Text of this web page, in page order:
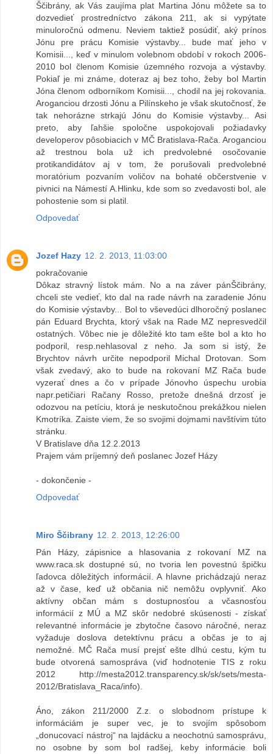
Ščibrány, ak Vás zaujíma plat Martina Jónu môžete sa to
dozvedieť prostredníctvo zákona 211, ak si vypýtate
minuloročnú odmenu. Neviem taktiež posúdiť, aký prínos
Jónu pre prácu Komisie výstavby... bude mať jeho v
Komisii..., keď v minulom volebnom období v rokoch 2006-
2010 bol členom Komisie územného rozvoja a výstavby.
Pokiaľ je mi známe, doteraz aj bez toho, žeby bol Martin
Jóna členom odborníkom Komisii..., chodil na jej rokovania.
Aroganciou drzosti Jónu a Pilínskeho je však skutočnosť, že
tak nehorázne strkajú Jónu do Komisie výstavby... Asi
preto, aby ľahšie spoločne uspokojovali požiadavky
developerov pôsobiacich v MČ Bratislava-Rača. Aroganciou
až trestnou bola už ich predvolebné osočovanie
protikandidátov aj v tom, že porušovali predvolebné
moratórium pozvaním voličov na bohaté občerstvenie v
pivnici na Námestí A.Hlinku, kde som so zvedavosti bol, ale
pohostenie som si platil.
Odpovedať
Jozef Hazy 12. 2. 2013, 11:03:00
pokračovanie
Dôkaz stravný lístok mám. No a na záver pánŠčibrány,
chceli ste vedieť, kto dal na rade návrh na zaradenie Jónu
do Komisie výstavby... Bol to vševedúci dlhoročný poslanec
pán Eduard Brychta, ktorý však na Rade MZ nepresvedčil
ostatných. Vôbec nie je dôležité kto tam ešte bol a kto ho
podporil, resp.nehlasoval z neho. Ja som si istý, že
Brychtov návrh určite nepodporil Michal Drotovan. Som
však zvedavý, ako to bude na rokovaní MZ Rača bude
vyzerať dnes a čo v prípade Jónovho úspechu urobia
napr.petičiari Račany Rosso, pretože dnešná drzosť je
odozvou na petíciu, ktorá je neskutočnou prekážkou nielen
Kmotríka. Zaiste viem, že so svojimi dojmami navštívim túto
stránku.
V Bratislave dňa 12.2.2013
Prajem vám príjemný deň poslanec Jozef Házy
- dokončenie -
Odpovedať
Miro Ščibrany 12. 2. 2013, 12:26:00
Pán Házy, zápisnice a hlasovania z rokovaní MZ na
www.raca.sk dostupné sú, no tvoria len povestnú špičku
ľadovca dôležitých informácií. A hlavne prichádzajú neraz
až v čase, keď už občania nič nemôžu ovplyvniť. Ako
aktívny občan mám s dostupnosťou a včasnosťou
informácií z MÚ a MZ skôr nedobré skúsenosti - získať
relevantné informácie je zbytočne časovo náročné, neraz
vyžaduje doslova detektívnu prácu a občas je to aj
nemožné. MČ Rača musí prejsť ešte dlhú cestu, kým tu
bude otvorená samospráva (viď hodnotenie TIS z roku
2012 http://mesta2012.transparency.sk/sk/sets/mesta-
2012/Bratislava_Raca/info).
Áno, zákon 211/2000 Z.z. o slobodnom prístupe k
informáciám je super vec, je to svojím spôsobom
„donucovací nástroj“ na lajdácku a neochotnú samosprávu,
no osobne by som bol radšej, keby informácie boli